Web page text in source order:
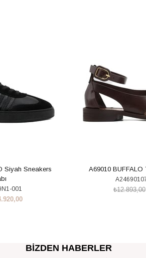
Siyah Sneakers
001
A69010 BUFFALO
₺12.893,00
BIZDEN HABERLER